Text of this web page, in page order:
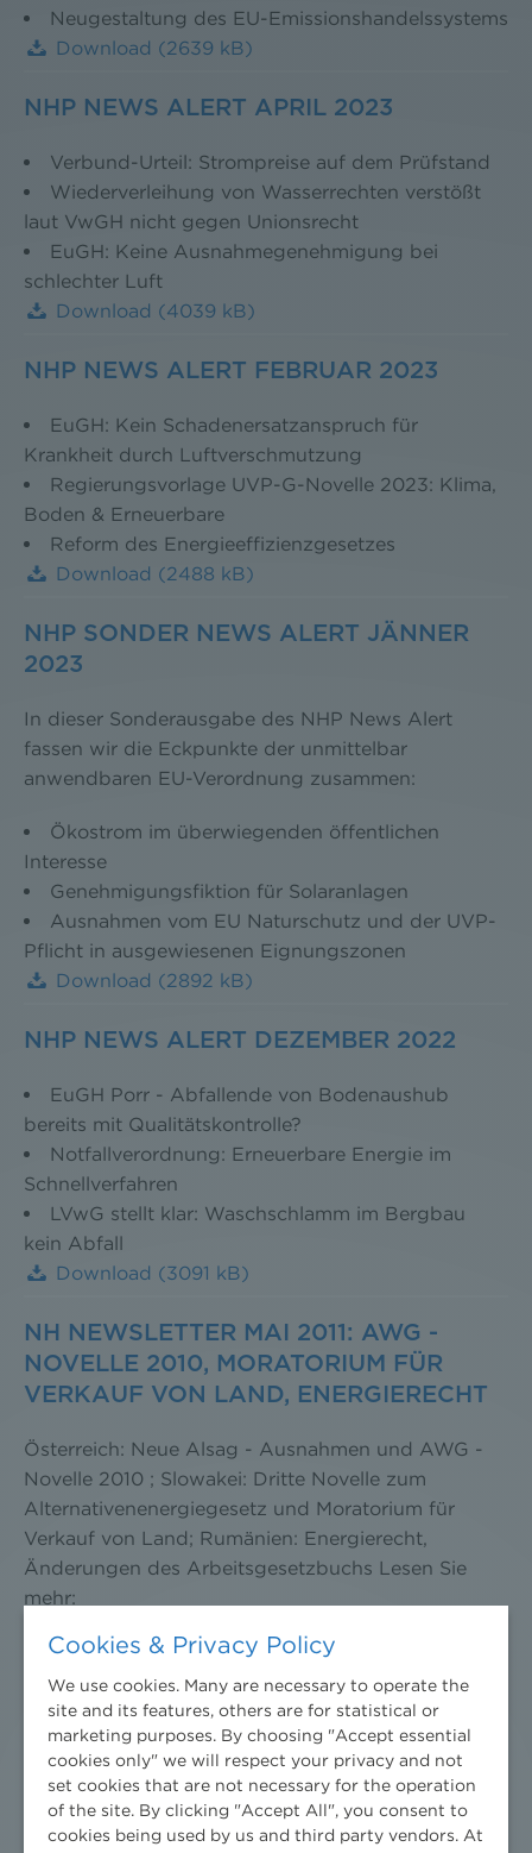
Neugestaltung des EU-Emissionshandelssystems
Download (2639 kB)
NHP NEWS ALERT APRIL 2023
Verbund-Urteil: Strompreise auf dem Prüfstand
Wiederverleihung von Wasserrechten verstößt
laut VwGH nicht gegen Unionsrecht
EuGH: Keine Ausnahmegenehmigung bei
schlechter Luft
Download (4039 kB)
NHP NEWS ALERT FEBRUAR 2023
EuGH: Kein Schadenersatzanspruch für
Krankheit durch Luftverschmutzung
Regierungsvorlage UVP-G-Novelle 2023: Klima,
Boden & Erneuerbare
Reform des Energieeffizienzgesetzes
Download (2488 kB)
NHP SONDER NEWS ALERT JÄNNER
2023
In dieser Sonderausgabe des NHP News Alert
fassen wir die Eckpunkte der unmittelbar
anwendbaren EU-Verordnung zusammen:
Ökostrom im überwiegenden öffentlichen
Interesse
Genehmigungsfiktion für Solaranlagen
Ausnahmen vom EU Naturschutz und der UVP-
Pflicht in ausgewiesenen Eignungszonen
Download (2892 kB)
NHP NEWS ALERT DEZEMBER 2022
EuGH Porr - Abfallende von Bodenaushub
bereits mit Qualitätskontrolle?
Notfallverordnung: Erneuerbare Energie im
Schnellverfahren
LVwG stellt klar: Waschschlamm im Bergbau
kein Abfall
Download (3091 kB)
NH NEWSLETTER MAI 2011: AWG -
NOVELLE 2010, MORATORIUM FÜR
VERKAUF VON LAND, ENERGIERECHT
Österreich: Neue Alsag - Ausnahmen und AWG -
Novelle 2010 ; Slowakei: Dritte Novelle zum
Alternativenenergiegesetz und Moratorium für
Verkauf von Land; Rumänien: Energierecht,
Änderungen des Arbeitsgesetzbuchs Lesen Sie
mehr:
Download (184 kB)
NH NEWSLETTER AUGUST 2011:
ENERGIERECHT, CCS-GESETZ,
ZIVILGESETZBUCHNOVELLE
Slowakei: In den vergangenen Tagen hat die
Cookies & Privacy Policy
We use cookies. Many are necessary to operate the
site and its features, others are for statistical or
marketing purposes. By choosing "Accept essential
cookies only" we will respect your privacy and not
set cookies that are not necessary for the operation
of the site. By clicking "Accept All", you consent to
cookies being used by us and third party vendors. At